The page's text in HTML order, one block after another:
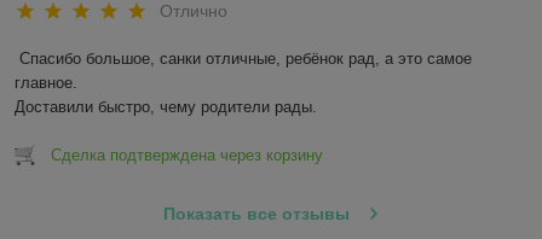
Отлично
Спасибо большое, санки отличные, ребёнок рад, а это самое
главное.
Доставили быстро, чему родители рады.
Сделка подтверждена через корзину
Показать все отзывы